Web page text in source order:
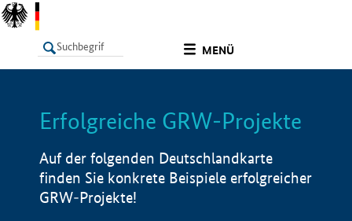
MENÜ
LISTE Info
Erfolgreiche GRW-Projekte
Auf der folgenden Deutschlandkarte
finden Sie konkrete Beispiele erfolgreicher
GRW-Projekte!